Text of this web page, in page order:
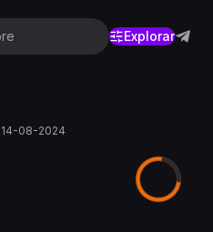
Explorar
14-08-2024